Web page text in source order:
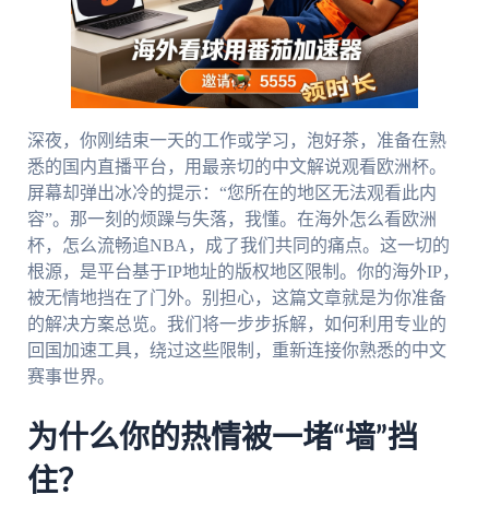
深夜，你刚结束一天的工作或学习，泡好茶，准备在熟
悉的国内直播平台，用最亲切的中文解说观看欧洲杯。
屏幕却弹出冰冷的提示：“您所在的地区无法观看此内
容”。那一刻的烦躁与失落，我懂。在海外怎么看欧洲
杯，怎么流畅追NBA，成了我们共同的痛点。这一切的
根源，是平台基于IP地址的版权地区限制。你的海外IP，
被无情地挡在了门外。别担心，这篇文章就是为你准备
的解决方案总览。我们将一步步拆解，如何利用专业的
回国加速工具，绕过这些限制，重新连接你熟悉的中文
赛事世界。
为什么你的热情被一堵“墙”挡
住？